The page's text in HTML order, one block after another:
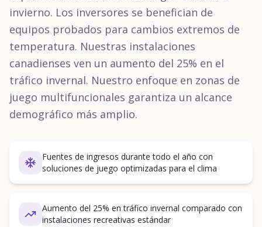
invierno. Los inversores se benefician de
equipos probados para cambios extremos de
temperatura. Nuestras instalaciones
canadienses ven un aumento del 25% en el
tráfico invernal. Nuestro enfoque en zonas de
juego multifuncionales garantiza un alcance
demográfico más amplio.
Fuentes de ingresos durante todo el año con
soluciones de juego optimizadas para el clima
Aumento del 25% en tráfico invernal comparado con
instalaciones recreativas estándar